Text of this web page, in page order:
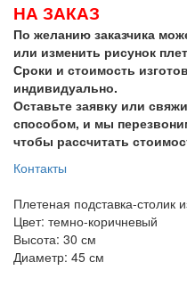
НА ЗАКАЗ
По желанию заказчика
или изменить рисунок
Сроки и стоимость
индивидуально.
Оставьте заявку или
способом, и мы
чтобы рассчитать
Контакты
Плетеная подставка-столик
Цвет: темно-коричневый
Высота: 30 см
Диаметр: 45 см